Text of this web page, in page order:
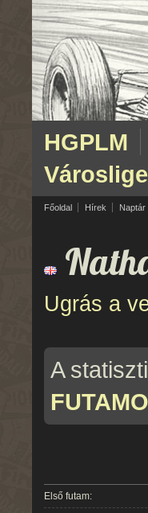
HGPLM
Főoldal Hírek Naptár
Ugrás a
A
Első futam: